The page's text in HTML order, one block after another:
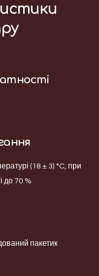
(18 ± 3) °C, при
до 70 %
пакетик